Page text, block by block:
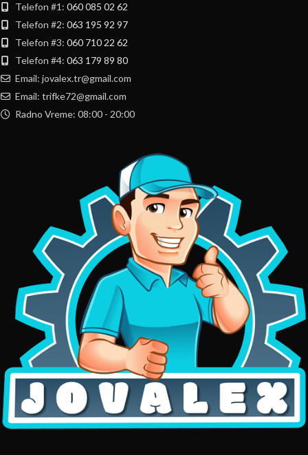
Telefon #1: 060 085 02 62
Telefon #2: 063 195 92 97
Telefon #3: 060 710 22 62
Telefon #4: 063 179 89 80
Email: jovalex.tr@gmail.com
Email: trifke72@gmail.com
Radno Vreme: 08:00 - 20:00